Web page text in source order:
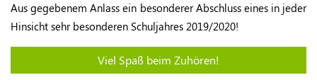
Aus gegebenem Anlass ein besonderer Abschluss eines in jeder
Hinsicht sehr besonderen Schuljahres 2019/2020!
Viel Spaß beim Zuhören!